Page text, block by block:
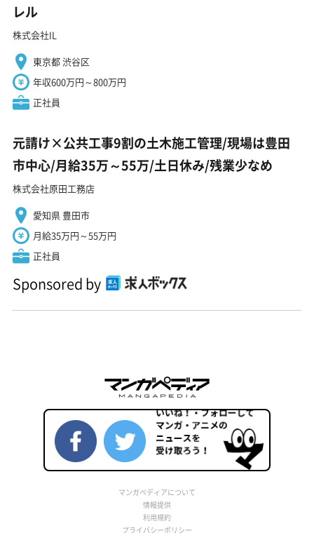
レル
株式会社IL
東京都 渋谷区
年収600万円～800万円
正社員
元請け×公共工事9割の土木施工管理/現場は豊田
市中心/月給35万～55万/土日休み/残業少なめ
株式会社原田工務店
愛知県 豊田市
月給35万円～55万円
正社員
Sponsored by
マンガペディアについて
情報提供
利用規約
プライバシーポリシー